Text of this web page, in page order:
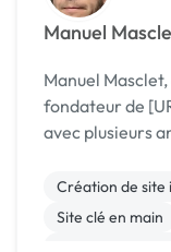
Manuel
Manuel
fondateur de
avec plusieurs
transformer
vous ...
Création de
Site clé en main